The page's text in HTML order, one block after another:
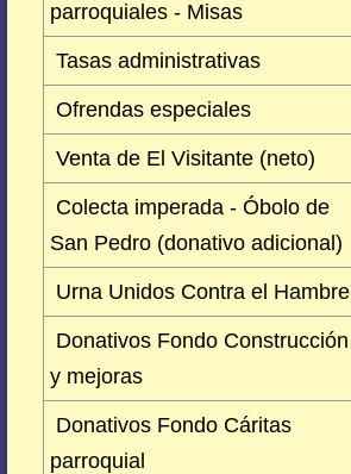
parroquiales - Misas
Tasas administrativas
Ofrendas especiales
Venta de El Visitante (neto)
Colecta imperada - Óbolo de
San Pedro (donativo adicional)
Urna Unidos Contra el Hambre
Donativos Fondo Construcción
y mejoras
Donativos Fondo Cáritas
parroquial